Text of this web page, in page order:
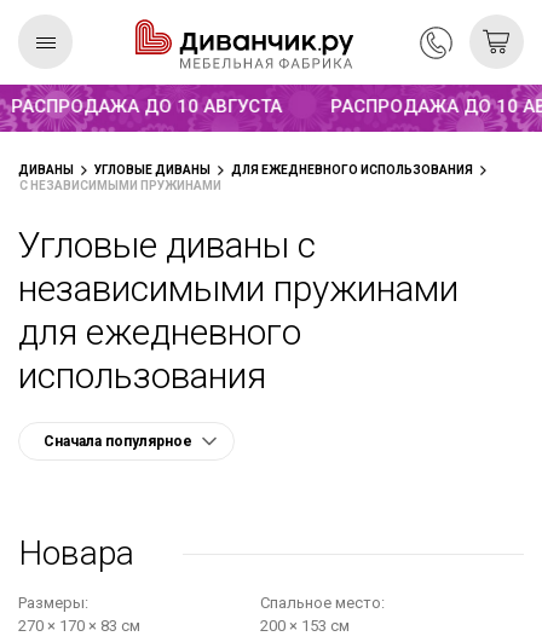
Распродажа до 10 августа
ДО 10 АВГУСТА
РАСПРОДАЖА ДО 10
ДИВАНЫ УГЛОВЫЕ ДИВАНЫ
ДЛЯ ЕЖЕДНЕВНОГО ИСПОЛЬЗОВАНИЯ
С НЕЗАВИСИМЫМИ ПРУЖИНАМИ
Угловые диваны с
независимыми пружинами
для ежедневного
использования
Новара
Размеры:
270 × 170 × 83 см
Cпальное место:
200 × 153 см
коллекция